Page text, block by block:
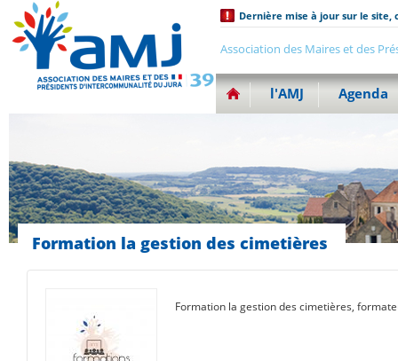
Dernière mise à jour sur le site,
Association des Maires et des
l'AMJ Agenda
Formation la gestion des cimetières
Formation la gestion des cimetières,